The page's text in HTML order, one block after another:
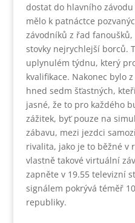
dostat do hlavního
mělo k patnáctce
závodníků z řad
stovky nejrychlejší borců.
uplynulém týdnu, který
kvalifikace. Nakonec bylo
hned sedm šťastných,
jasné, že to pro každého
zážitek, byť pouze na
zábavu, mezi jezdci
rivalita, jako je to běžné v
vlastně takové virtuální
zapněte v 19.55 televizní
signálem pokrývá téměř
republiky.